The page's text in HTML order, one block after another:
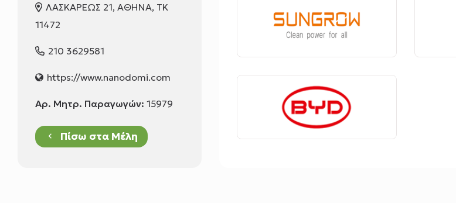
ΛΑΣΚΑΡΕΩΣ 21, ΑΘΗΝΑ, TK
11472
210 3629581
https://www.nanodomi.com
Αρ. Μητρ. Παραγωγών: 15979
keyboard_arrow_left Πίσω στα Μέλη